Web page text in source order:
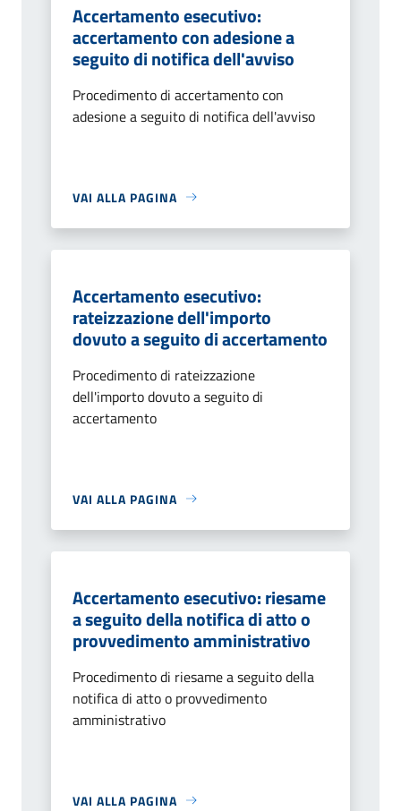
Accertamento esecutivo:
accertamento con adesione a
seguito di notifica dell'avviso
Procedimento di accertamento con
adesione a seguito di notifica dell'avviso
VAI ALLA PAGINA
Accertamento esecutivo:
rateizzazione dell'importo
dovuto a seguito di accertamento
Procedimento di rateizzazione
dell'importo dovuto a seguito di
accertamento
VAI ALLA PAGINA
Accertamento esecutivo: riesame
a seguito della notifica di atto o
provvedimento amministrativo
Procedimento di riesame a seguito della
notifica di atto o provvedimento
amministrativo
VAI ALLA PAGINA